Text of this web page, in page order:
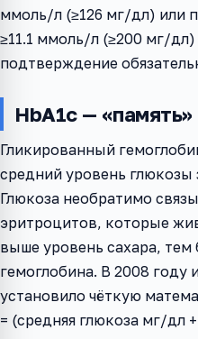
ммоль/л (≥126 мг/дл) или
≥11.1 ммоль/л (≥200 мг/
подтверждение
HbA1c —
Гликированный
средний уровень глюкозы
Глюкоза необратимо
эритроцитов, которые
выше уровень сахара, тем
гемоглобина. В 2008 году
установило чёткую
= (средняя глюкоза мг/дл